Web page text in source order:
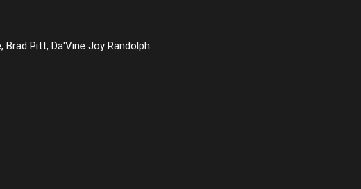
Brad Pitt, Da'Vine Joy Randolph